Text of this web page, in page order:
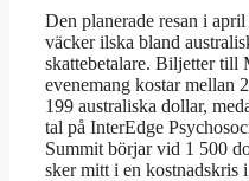
Den planerade resan i
väcker ilska bland
skattebetalare. Biljetter till
evenemang kostar mellan
199 australiska dollar,
tal på InterEdge
Summit börjar vid 1 500
sker mitt i en kostnadskris